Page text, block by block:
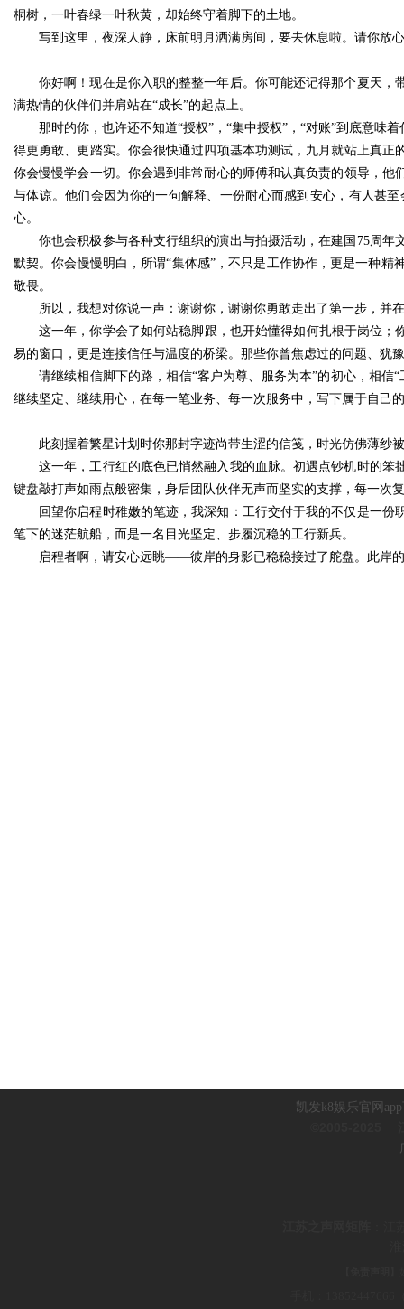
桐树，一叶春绿一叶秋黄，却始终守着脚下的土地。
写到这里，夜深人静，床前明月洒满房间，要去休息啦。请你放
你好啊！现在是你入职的整整一年后。你可能还记得那个夏天
满热情的伙伴们并肩站在“成长”的起点上。
那时的你，也许还不知道“授权”，“集中授权”，“对账”到底意味
得更勇敢、更踏实。你会很快通过四项基本功测试，九月就站上真
你会慢慢学会一切。你会遇到非常耐心的师傅和认真负责的领导，
与体谅。他们会因为你的一句解释、一份耐心而感到安心，有人甚
心。
你也会积极参与各种支行组织的演出与拍摄活动，在建国75周
默契。你会慢慢明白，所谓“集体感”，不只是工作协作，更是一种
敬畏。
所以，我想对你说一声：谢谢你，谢谢你勇敢走出了第一步，并
这一年，你学会了如何站稳脚跟，也开始懂得如何扎根于岗位
易的窗口，更是连接信任与温度的桥梁。那些你曾焦虑过的问题、犹
请继续相信脚下的路，相信“客户为尊、服务为本”的初心，相
继续坚定、继续用心，在每一笔业务、每一次服务中，写下属于自己
此刻握着繁星计划时你那封字迹尚带生涩的信笺，时光仿佛薄纱
这一年，工行红的底色已悄然融入我的血脉。初遇点钞机时的
键盘敲打声如雨点般密集，身后团队伙伴无声而坚实的支撑，每一次
回望你启程时稚嫩的笔迹，我深知：工行交付于我的不仅是一
笔下的迷茫航船，而是一名目光坚定、步履沉稳的工行新兵。
启程者啊，请安心远眺——彼岸的身影已稳稳接过了舵盘。此岸
凯发k8娱乐官网